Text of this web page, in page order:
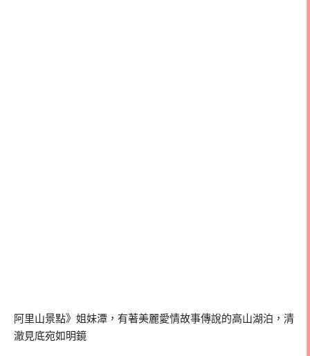
阿里山景點》姐妹潭，有著美麗愛情故事傳說的高山湖泊，清
澈見底宛如明鏡